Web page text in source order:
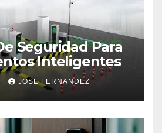
Seguridad Para
Inteligentes
JOSE FERNANDEZ